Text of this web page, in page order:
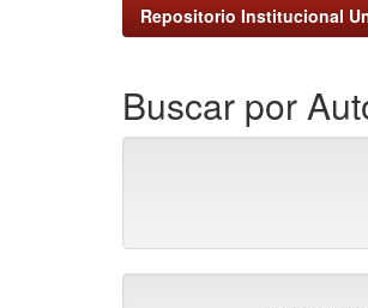
Repositorio Institucional
Buscar por